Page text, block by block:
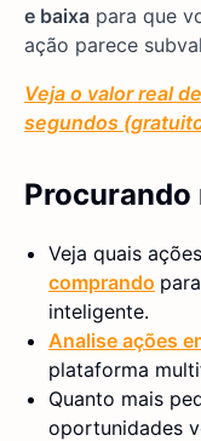
e baixa para que
ação parece
Veja o valor real
segundos
Veja quais ações
comprando
inteligente.
Analise ações
plataforma
Quanto mais
oportunidades